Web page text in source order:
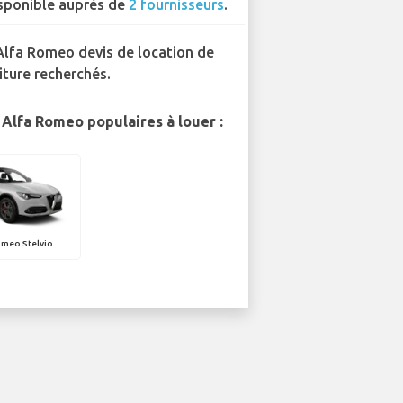
auprès de 2 fournisseurs.
Romeo devis de location de
recherchés.
Romeo populaires à louer :
Stelvio